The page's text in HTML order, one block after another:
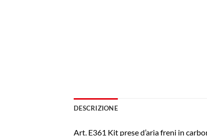
DESCRIZIONE
Art. E361 Kit prese d’aria freni in